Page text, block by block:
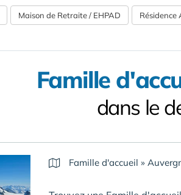
Maison de Retraite / EHPAD Résidence
Famille
dans le
Famille d'accueil »